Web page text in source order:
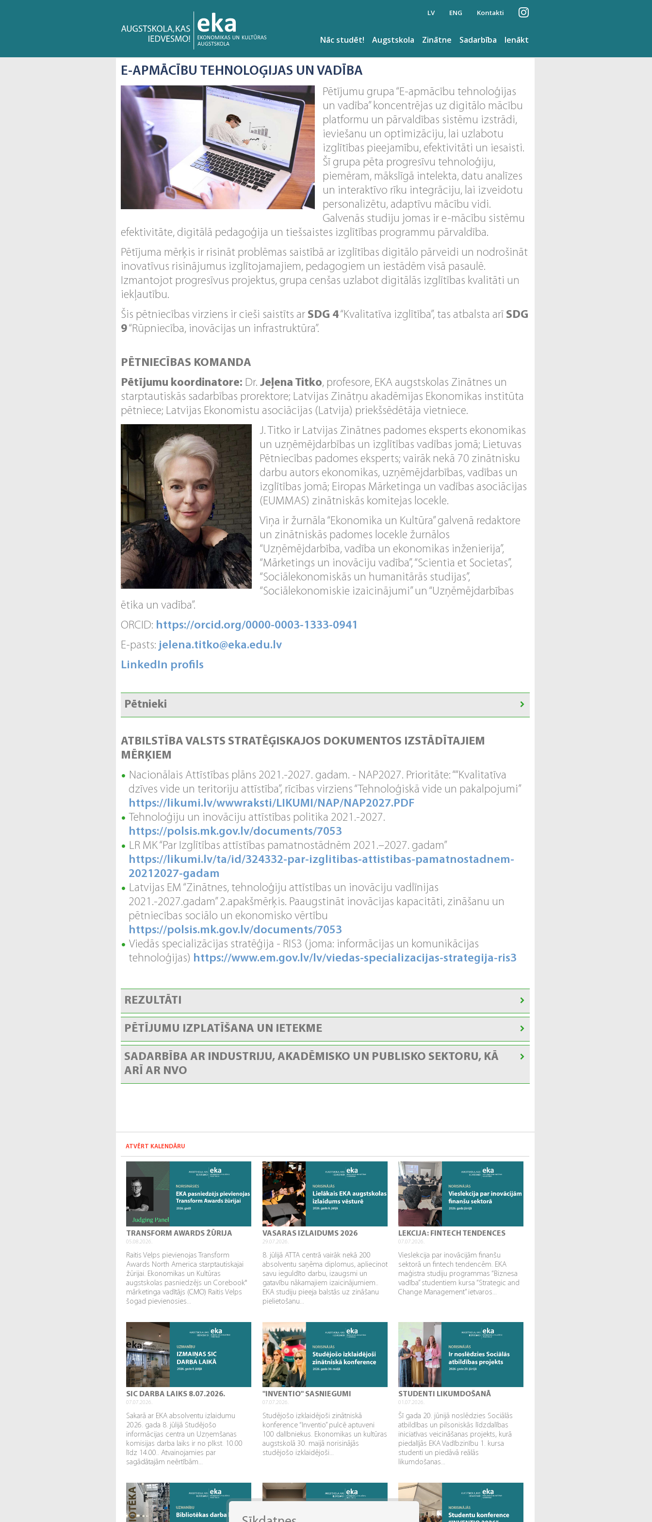
LV ENG Kontakti
Ienākt
Sadarbība
Zinātne
Augstskola
Nāc studēt!
E-APMĀCĪBU TEHNOLOĢIJAS UN VADĪBA
Pētījumu grupa “E-apmācību tehnoloģijas
un vadība” koncentrējas uz digitālo mācību
platformu un pārvaldības sistēmu izstrādi,
ieviešanu un optimizāciju, lai uzlabotu
izglītības pieejamību, efektivitāti un iesaisti.
Šī grupa pēta progresīvu tehnoloģiju,
piemēram, mākslīgā intelekta, datu analīzes
un interaktīvo rīku integrāciju, lai izveidotu
personalizētu, adaptīvu mācību vidi.
Galvenās studiju jomas ir e-mācību sistēmu
efektivitāte, digitālā pedagoģija un tiešsaistes izglītības programmu pārvaldība.
Pētījuma mērķis ir risināt problēmas saistībā ar izglītības digitālo pārveidi un nodrošināt
inovatīvus risinājumus izglītojamajiem, pedagogiem un iestādēm visā pasaulē.
Izmantojot progresīvus projektus, grupa cenšas uzlabot digitālās izglītības kvalitāti un
iekļautību.
Šis pētniecības virziens ir cieši saistīts ar SDG 4“Kvalitatīva izglītība”, tas atbalsta arī SDG
9“Rūpniecība, inovācijas un infrastruktūra”.
PĒTNIECĪBAS KOMANDA
Pētījumu koordinatore: Dr.Jeļena Titko, profesore, EKA augstskolas Zinātnes un
starptautiskās sadarbības prorektore; Latvijas Zinātņu akadēmijas Ekonomikas institūta
pētniece; Latvijas Ekonomistu asociācijas (Latvija) priekšsēdētāja vietniece.
J. Titko ir Latvijas Zinātnes padomes eksperts ekonomikas
un uzņēmējdarbības un izglītības vadības jomā; Lietuvas
Pētniecības padomes eksperts; vairāk nekā 70 zinātnisku
darbu autors ekonomikas, uzņēmējdarbības, vadības un
izglītības jomā; Eiropas Mārketinga un vadības asociācijas
(EUMMAS) zinātniskās komitejas locekle.
Viņa ir žurnāla “Ekonomika un Kultūra” galvenā redaktore
un zinātniskās padomes locekle žurnālos
“Uzņēmējdarbība, vadība un ekonomikas inženierija”,
“Mārketings un inovāciju vadība”, “Scientia et Societas”,
“Sociālekonomiskās un humanitārās studijas”,
“Sociālekonomiskie izaicinājumi” un “Uzņēmējdarbības
ētika un vadība”.
ORCID: https://orcid.org/0000-0003-1333-0941
E-pasts: jelena.titko@eka.edu.lv
LinkedIn profils
Pētnieki
ATBILSTĪBA VALSTS STRATĒĢISKAJOS DOKUMENTOS IZSTĀDĪTAJIEM
MĒRĶIEM
Nacionālais Attīstības plāns 2021.-2027. gadam. - NAP2027. Prioritāte: ““Kvalitatīva
dzīves vide un teritoriju attīstība”, rīcības virziens “Tehnoloģiskā vide un pakalpojumi”
https://likumi.lv/wwwraksti/LIKUMI/NAP/NAP2027.PDF
Tehnoloģiju un inovāciju attīstības politika 2021.-2027.
https://polsis.mk.gov.lv/documents/7053
LR MK “Par Izglītības attīstības pamatnostādnēm 2021.–2027. gadam”
https://likumi.lv/ta/id/324332-par-izglitibas-attistibas-pamatnostadnem-
20212027-gadam
Latvijas EM “Zinātnes, tehnoloģiju attīstības un inovāciju vadlīnijas
2021.-2027.gadam” 2.apakšmērķis. Paaugstināt inovācijas kapacitāti, zināšanu un
pētniecības sociālo un ekonomisko vērtību
https://polsis.mk.gov.lv/documents/7053
Viedās specializācijas stratēģija - RIS3 (joma: informācijas un komunikācijas
tehnoloģijas) https://www.em.gov.lv/lv/viedas-specializacijas-strategija-ris3
REZULTĀTI
PĒTĪJUMU IZPLATĪŠANA UN IETEKME
SADARBĪBA AR INDUSTRIJU, AKADĒMISKO UN PUBLISKO SEKTORU, KĀ
ARĪ AR NVO
ATVĒRT KALENDĀRU
TRANSFORM AWARDS ŽŪRIJA
05.08.2026.
Raitis Velps pievienojas Transform
Awards North America starptautiskajai
žūrijai. Ekonomikas un Kultūras
augstskolas pasniedzējs un Corebook°
mārketinga vadītājs (CMO) Raitis Velps
šogad pievienosies...
VASARAS IZLAIDUMS 2026
29.07.2026.
8. jūlijā ATTA centrā vairāk nekā 200
absolventu saņēma diplomus, apliecinot
savu ieguldīto darbu, izaugsmi un
gatavību nākamajiem izaicinājumiem..
EKA studiju pieeja balstās uz zināšanu
pielietošanu...
LEKCIJA: FINTECH TENDENCES
07.07.2026.
Vieslekcija par inovācijām finanšu
sektorā un fintech tendencēm. EKA
maģistra studiju programmas “Biznesa
vadība” studentiem kursa “Strategic and
Change Management” ietvaros...
SIC DARBA LAIKS 8.07.2026.
07.07.2026.
Sakarā ar EKA absolventu izlaidumu
2026. gada 8. jūlijā Studējošo
informācijas centra un Uzņemšanas
komisijas darba laiks ir no plkst. 10.00
līdz 14.00.. Atvainojamies par
sagādātajām neērtībām...
"INVENTIO" SASNIEGUMI
07.07.2026.
Studējošo izklaidējoši zinātniskā
konference “Inventio” pulcē aptuveni
100 dalībniekus. Ekonomikas un kultūras
augstskolā 30. maijā norisinājās
studējošo izklaidējoši...
STUDENTI LIKUMDOŠANĀ
01.07.2026.
Šī gada 20. jūnijā noslēdzies Sociālās
atbildības un pilsoniskās līdzdalības
iniciatīvas veicināšanas projekts, kurā
piedalījās EKA Vadībzinību 1. kursa
studenti un piedāvā reālās
likumdošanas...